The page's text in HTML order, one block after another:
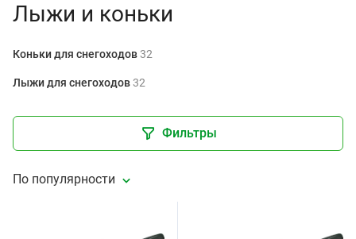
Лыжи и коньки
Коньки для снегоходов32
Лыжи для снегоходов32
Фильтры
По популярности